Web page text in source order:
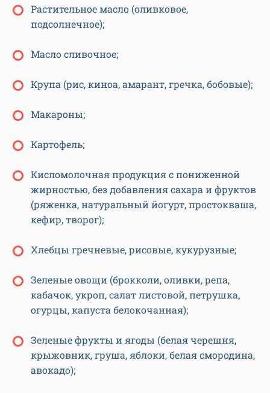
Растительное масло (оливковое,
подсолнечное);
Масло сливочное;
Крупа (рис, киноа, амарант, гречка, бобовые);
Макароны;
Картофель;
Кисломолочная продукция с пониженной
жирностью, без добавления сахара и фруктов
(ряженка, натуральный йогурт, простокваша,
кефир, творог);
Хлебцы гречневые, рисовые, кукурузные;
Зеленые овощи (брокколи, оливки, репа,
кабачок, укроп, салат листовой, петрушка,
огурцы, капуста белокочанная);
Зеленые фрукты и ягоды (белая черешня,
крыжовник, груша, яблоки, белая смородина,
авокадо);